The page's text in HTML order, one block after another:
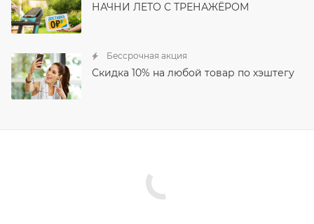
НАЧНИ ЛЕТО С ТРЕНАЖЁРОМ
Бессрочная акция
Скидка 10% на любой товар по хэштегу